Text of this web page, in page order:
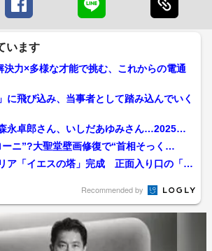
います
決力×多様な才能で挑む、これからの電通
に飛び込み、当事者として踏み込んでいく
永卓郎さん、いしだあゆみさん…2025年
【1...
ーニ”?大聖堂壁画修復で“首相そっく
ぎ本人...
ア「イエスの塔」完成 正面入り口の「栄
Recommended by